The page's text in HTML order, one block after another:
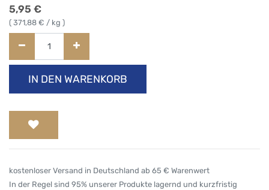
5,95 €
( 371,88 € / kg )
IN DEN WARENKORB
kostenloser Versand in Deutschland ab 65 € Warenwert
In der Regel sind 95% unserer Produkte lagernd und kurzfristig